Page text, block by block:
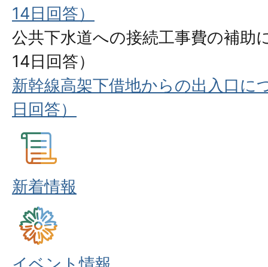
14日回答）
公共下水道への接続工事費の補助
14日回答）
新幹線高架下借地からの出入口に
日回答）
新着情報